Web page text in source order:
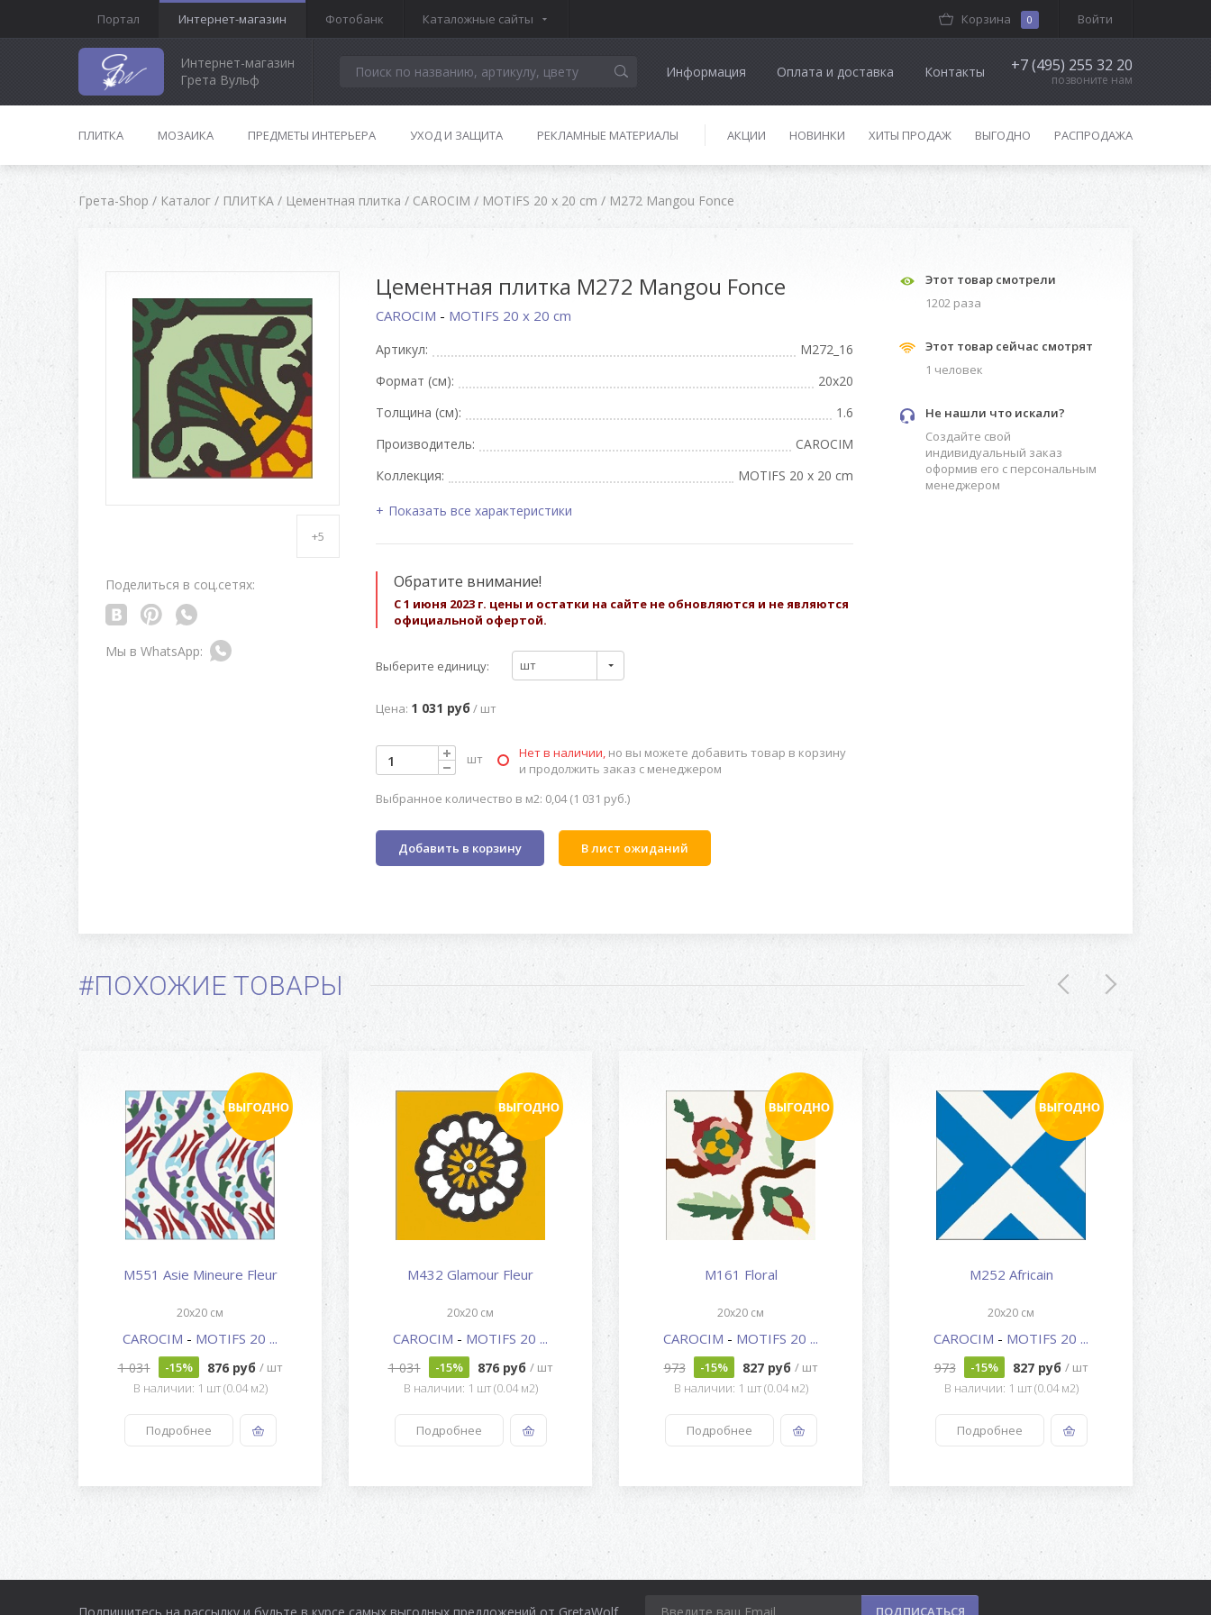
Портал Интернет-магазин Фотобанк Каталожные сайты Войти
Корзина 0
Интернет-магазин
Грета Вульф
Информация Оплата и доставка Контакты +7 (495) 255 32 20
позвоните нам
ПЛИТКА МОЗАИКА ПРЕДМЕТЫ ИНТЕРЬЕРА УХОД И ЗАЩИТА РЕКЛАМНЫЕ МАТЕРИАЛЫ АКЦИИ НОВИНКИ ХИТЫ ПРОДАЖ ВЫГОДНО РАСПРОДАЖА
Грета-Shop / Каталог / ПЛИТКА / Цементная плитка / CAROCIM / MOTIFS 20 x 20 cm / M272 Mangou Fonce
+5
Поделиться в соц.сетях:
Цементная плитка M272 Mangou Fonce
CAROCIM - MOTIFS 20 x 20 cm
Артикул:
M272_16
Формат (см):
20x20
Толщина (см):
1.6
Производитель:
CAROCIM
Коллекция:
MOTIFS 20 x 20 cm
Показать все характеристики
Обратите внимание!
С 1 июня 2023 г. цены и остатки на сайте не обновляются и не являются
официальной офертой.
Выберите единицу: шт
Цена: 1 031 руб / шт
шт Нет в наличии, но вы можете добавить товар в корзину
и продолжить заказ с менеджером
Выбранное количество в м2: 0,04 (1 031 руб.)
Добавить в корзину В лист ожиданий
Этот товар смотрели
1202 разa
Этот товар сейчас смотрят
1 человек
Не нашли что искали?
Создайте свой
индивидуальный заказ
оформив его с персональным
менеджером
#ПОХОЖИЕ ТОВАРЫ
M551 Asie Mineure Fleur
20x20 см
CAROCIM - MOTIFS 20 ...
1 031 -15% 876 руб / шт
В наличии: 1 шт (0.04 м2)
Подробнее
M432 Glamour Fleur
20x20 см
CAROCIM - MOTIFS 20 ...
1 031 -15% 876 руб / шт
В наличии: 1 шт (0.04 м2)
Подробнее
M161 Floral
20x20 см
CAROCIM - MOTIFS 20 ...
973 -15% 827 руб / шт
В наличии: 1 шт (0.04 м2)
Подробнее
M252 Africain
20x20 см
CAROCIM - MOTIFS 20 ...
973 -15% 827 руб / шт
В наличии: 1 шт (0.04 м2)
Подробнее
ПОДПИСАТЬСЯ